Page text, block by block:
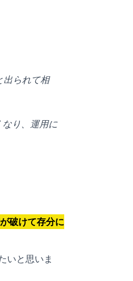
られて相
り、運用に
破けて存分に
いと思いま